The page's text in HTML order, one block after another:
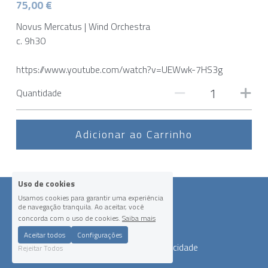
75,00 €
Novus Mercatus | Wind Orchestra
c. 9h30
https://www.youtube.com/watch?v=UEWwk-7HS3g
Quantidade
Adicionar ao Carrinho
Termos e Condições Política de Privacidade
Uso de cookies
Usamos cookies para garantir uma experiência
de navegação tranquila. Ao aceitar, você
concorda com o uso de cookies. Saiba mais
Aceitar todos
Configurações
Rejeitar Todos